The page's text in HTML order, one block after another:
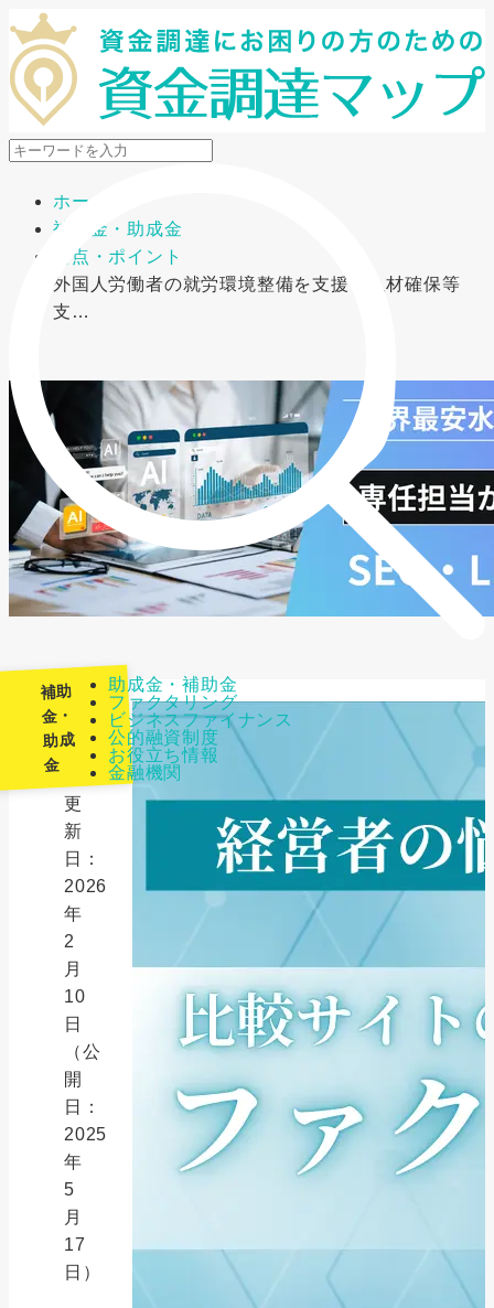
メニューを開閉
助成金・補助金
ファクタリング
ビジネスファイナンス
公的融資制度
お役立ち情報
金融機関
ホーム
補助金・助成金
要点・ポイント
外国人労働者の就労環境整備を支援！人材確保等
支…
補助
金・
助成
金
最
更
新
日：
2026
年
2
月
10
日
（公
開
日：
2025
年
5
月
17
日）